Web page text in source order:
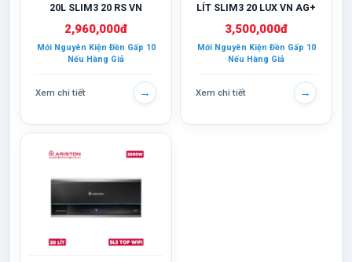
20L SLIM3 20 RS VN
2,960,000đ
Mới Nguyên Kiện Đền Gấp 10
Nếu Hàng Giả
Xem chi tiết →
LÍT SLIM3 20 LUX VN AG+
3,500,000đ
Mới Nguyên Kiện Đền Gấp 10
Nếu Hàng Giả
Xem chi tiết →